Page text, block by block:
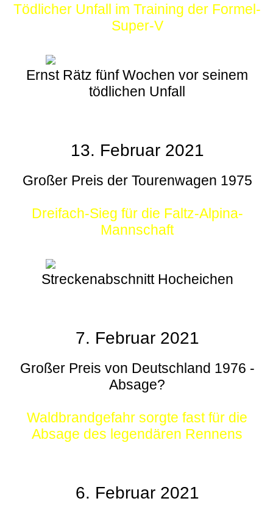
Tödlicher Unfall im Training der Formel-
Super-V
Ernst Rätz fünf Wochen vor seinem
tödlichen Unfall
13. Februar 2021
Großer Preis der Tourenwagen 1975
Dreifach-Sieg für die Faltz-Alpina-
Mannschaft
Streckenabschnitt Hocheichen
7. Februar 2021
Großer Preis von Deutschland 1976 -
Absage?
Waldbrandgefahr sorgte fast für die
Absage des legendären Rennens
6. Februar 2021